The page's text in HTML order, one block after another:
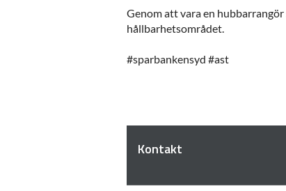
Genom att vara en
hållbarhetsområdet.
#sparbankensyd #ast
Kontakt